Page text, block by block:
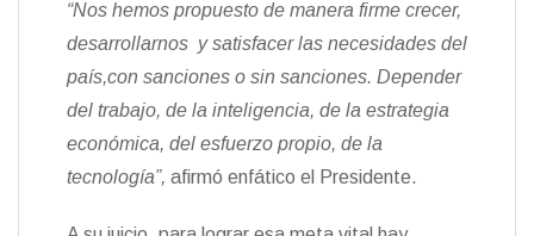
“Nos hemos propuesto de manera firme crecer,
desarrollarnos y satisfacer las necesidades del
país,con sanciones o sin sanciones. Depender
del trabajo, de la inteligencia, de la estrategia
económica, del esfuerzo propio, de la
tecnología”, afirmó enfático el Presidente.